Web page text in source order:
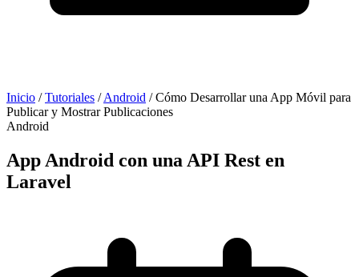
Inicio / Tutoriales / Android / Cómo Desarrollar una App Móvil para
Publicar y Mostrar Publicaciones
Android
App Android con una API Rest en
Laravel